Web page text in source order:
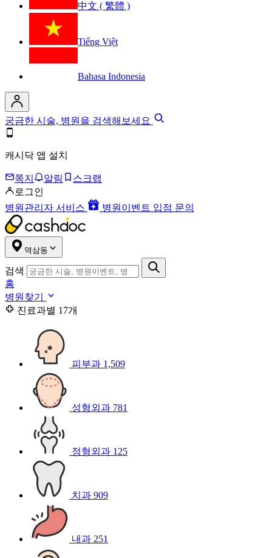
中文 ( 繁體 )
Tiếng Việt
Bahasa Indonesia
궁금한 시술, 병원을 검색해보세요
캐시닥 앱 설치
쪽지 알림
스크랩
로그인
병원관리자 서비스
병원이벤트 입점 문의
역삼동
검색
홈
병원찾기
진료과별 17개
피부과 1,509
성형외과 781
정형외과 125
치과 909
내과 251